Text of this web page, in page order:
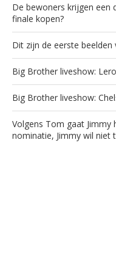
De bewoners krijgen een
finale kopen?
Dit zijn de eerste
Big Brother liveshow:
Big Brother liveshow:
Volgens Tom gaat Jimmy
nominatie, Jimmy wil niet